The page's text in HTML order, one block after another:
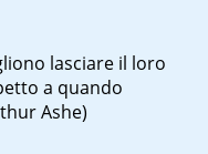
lasciare il loro
a quando
Ashe)